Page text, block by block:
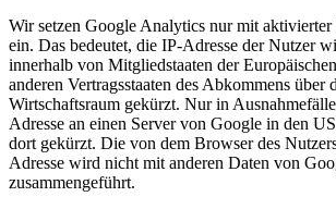
Wir setzen Google Analytics nur mit
ein. Das bedeutet, die IP-Adresse der Nutzer
innerhalb von Mitgliedstaaten der
anderen Vertragsstaaten des Abkommens über
Wirtschaftsraum gekürzt. Nur in
Adresse an einen Server von Google in den
dort gekürzt. Die von dem Browser des
Adresse wird nicht mit anderen Daten von
zusammengeführt.